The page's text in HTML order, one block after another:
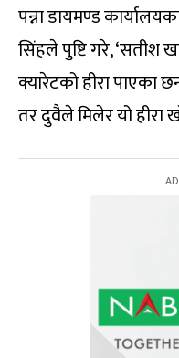
पन्ना डायमण्ड
सिंहले पुष्टि गरे, ‘सतीश
क्यारेटको हीरा पाएका
तर दुवैले मिलेर यो हीरा